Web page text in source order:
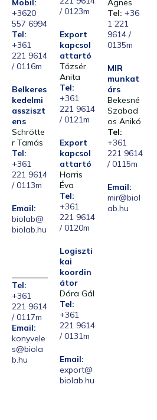
Mobil:
+3620
557 6994
Tel:
+361
221 9614
/ 0116m
Belkeres
kedelmi
assziszt
ens
Schrötte
r Tamás
Tel:
+361
221 9614
/ 0113m
Email:
biolab@
biolab.hu
Tel:
+361
221 9614
/ 0117m
Email:
konyvele
s@biola
b.hu
/ 0123m
Export
kapcsol
attartó
Tőzsér
Anita
Tel:
+361
221 9614
/ 0121m
Export
kapcsol
attartó
Harris
Éva
Tel:
+361
221 9614
/ 0120m
Logiszti
kai
koordin
átor
Dóra Gál
Tel:
+361
221 9614
/ 0131m
Email:
export@
biolab.hu
Ágnes
Tel: +36
1 221
9614 /
0135m
MIR
munkat
árs
Bekesné
Szabad
os Anikó
Tel:
+361
221 9614
/ 0115m
Email:
mir@biol
ab.hu